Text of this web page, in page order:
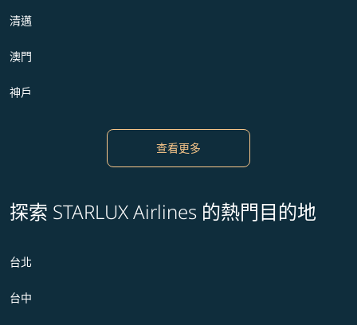
清邁
澳門
神戶
查看更多
探索 STARLUX Airlines 的熱門目的地
台北
台中